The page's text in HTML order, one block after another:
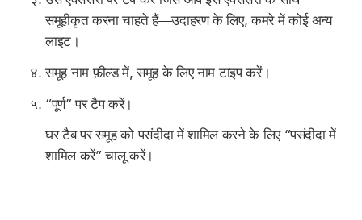
समूहीकृत करना चाहते हैं—उदाहरण के लिए, कमरे में कोई अन्य
लाइट।
समूह नाम फ़ील्ड में, समूह के लिए नाम टाइप करें।
“पूर्ण” पर टैप करें।
घर टैब पर समूह को पसंदीदा में शामिल करने के लिए “पसंदीदा में
शामिल करें” चालू करें।